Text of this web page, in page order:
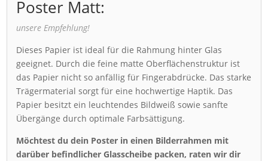
Poster Matt:
unsere Empfehlung!
Dieses Papier ist ideal für die Rahmung hinter Glas
geeignet. Durch die feine matte Oberflächenstruktur ist
das Papier nicht so anfällig für Fingerabdrücke. Das starke
Trägermaterial sorgt für eine hochwertige Haptik. Das
Papier besitzt ein leuchtendes Bildweiß sowie sanfte
Übergänge durch optimale Farbsättigung.
Möchtest du dein Poster in einen Bilderrahmen mit
darüber befindlicher Glasscheibe packen, raten wir dir